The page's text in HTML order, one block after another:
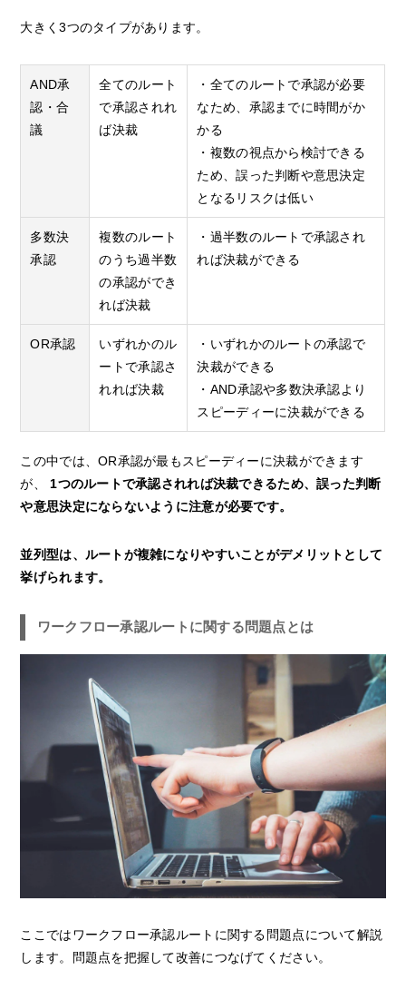
大きく3つのタイプがあります。
AND承
認・合
議
全てのルート
で承認されれ
ば決裁
・全てのルートで承認が必要
なため、承認までに時間がか
かる
・複数の視点から検討できる
ため、誤った判断や意思決定
となるリスクは低い
多数決
承認
複数のルート
のうち過半数
の承認ができ
れば決裁
・過半数のルートで承認され
れば決裁ができる
OR承認
いずれかのル
ートで承認さ
れれば決裁
・いずれかのルートの承認で
決裁ができる
・AND承認や多数決承認より
スピーディーに決裁ができる
この中では、OR承認が最もスピーディーに決裁ができます
が、 1つのルートで承認されれば決裁できるため、誤った判断
や意思決定にならないように注意が必要です。
並列型は、ルートが複雑になりやすいことがデメリットとして
挙げられます。
ワークフロー承認ルートに関する問題点とは
ここではワークフロー承認ルートに関する問題点について解説
します。問題点を把握して改善につなげてください。